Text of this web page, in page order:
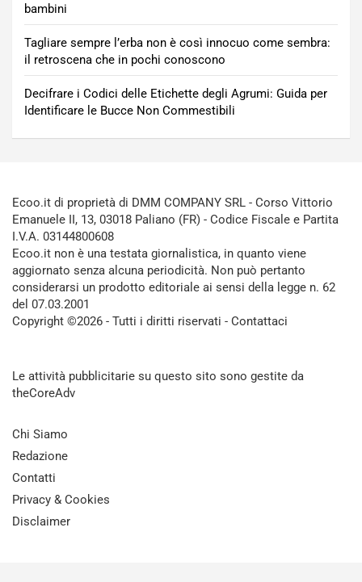
bambini
Tagliare sempre l’erba non è così innocuo come sembra:
il retroscena che in pochi conoscono
Decifrare i Codici delle Etichette degli Agrumi: Guida per
Identificare le Bucce Non Commestibili
Ecoo.it di proprietà di DMM COMPANY SRL - Corso Vittorio
Emanuele II, 13, 03018 Paliano (FR) - Codice Fiscale e Partita
I.V.A. 03144800608
Ecoo.it non è una testata giornalistica, in quanto viene
aggiornato senza alcuna periodicità. Non può pertanto
considerarsi un prodotto editoriale ai sensi della legge n. 62
del 07.03.2001
Copyright ©2026 - Tutti i diritti riservati - Contattaci
Le attività pubblicitarie su questo sito sono gestite da
theCoreAdv
Chi Siamo
Redazione
Contatti
Privacy & Cookies
Disclaimer